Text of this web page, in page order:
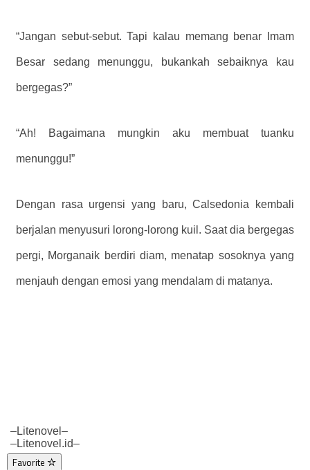
“Jangan sebut-sebut. Tapi kalau memang benar Imam
Besar sedang menunggu, bukankah sebaiknya kau
bergegas?”
“Ah! Bagaimana mungkin aku membuat tuanku
menunggu!”
Dengan rasa urgensi yang baru, Calsedonia kembali
berjalan menyusuri lorong-lorong kuil. Saat dia bergegas
pergi, Morganaik berdiri diam, menatap sosoknya yang
menjauh dengan emosi yang mendalam di matanya.
–Litenovel–
–Litenovel.id–
Favorite